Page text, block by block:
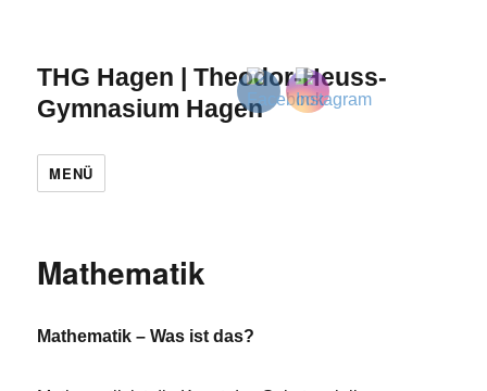
THG Hagen | Theodor-Heuss-
Gymnasium Hagen
MENÜ
Mathematik
Mathematik – Was ist das?